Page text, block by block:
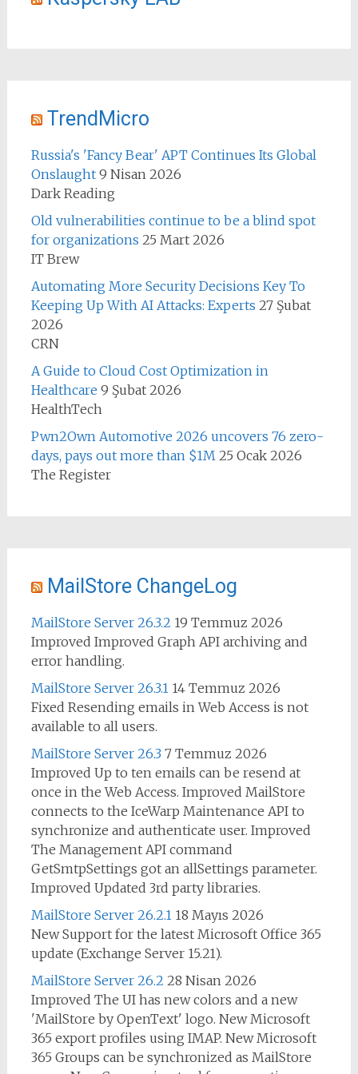
TrendMicro
Russia's 'Fancy Bear' APT Continues Its Global
Onslaught 9 Nisan 2026
Dark Reading
Old vulnerabilities continue to be a blind spot
for organizations 25 Mart 2026
IT Brew
Automating More Security Decisions Key To
Keeping Up With AI Attacks: Experts 27 Şubat
2026
CRN
A Guide to Cloud Cost Optimization in
Healthcare 9 Şubat 2026
HealthTech
Pwn2Own Automotive 2026 uncovers 76 zero-
days, pays out more than $1M 25 Ocak 2026
The Register
MailStore ChangeLog
MailStore Server 26.3.2 19 Temmuz 2026
Improved Improved Graph API archiving and
error handling.
MailStore Server 26.3.1 14 Temmuz 2026
Fixed Resending emails in Web Access is not
available to all users.
MailStore Server 26.3 7 Temmuz 2026
Improved Up to ten emails can be resend at
once in the Web Access. Improved MailStore
connects to the IceWarp Maintenance API to
synchronize and authenticate user. Improved
The Management API command
GetSmtpSettings got an allSettings parameter.
Improved Updated 3rd party libraries.
MailStore Server 26.2.1 18 Mayıs 2026
New Support for the latest Microsoft Office 365
update (Exchange Server 15.21).
MailStore Server 26.2 28 Nisan 2026
Improved The UI has new colors and a new
'MailStore by OpenText' logo. New Microsoft
365 export profiles using IMAP. New Microsoft
365 Groups can be synchronized as MailStore